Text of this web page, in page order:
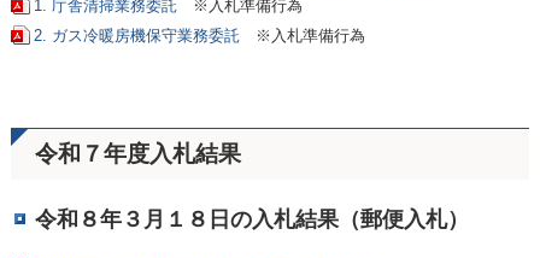
1. 庁舎清掃業務委託 ※入札準備行為
2. ガス冷暖房機保守業務委託 ※入札準備行為
令和７年度入札結果
令和８年３月１８日の入札結果（郵便入札）